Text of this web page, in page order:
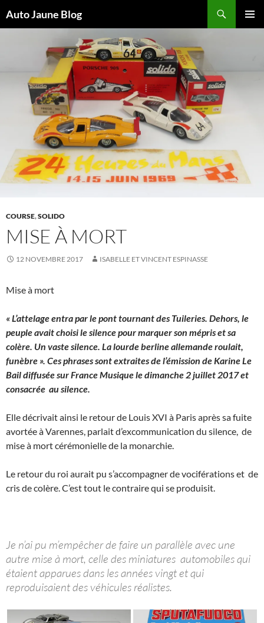
Auto Jaune Blog
COURSE,SOLIDO
MISE À MORT
12 NOVEMBRE 2017 ISABELLE ET VINCENT ESPINASSE
Mise à mort
« L’attelage entra par le pont tournant des Tuileries. Dehors, le
peuple avait choisi le silence pour marquer son mépris et sa
colère. Un vaste silence. La lourde berline allemande roulait,
funèbre ». Ces phrases sont extraites de l’émission de Karine Le
Bail diffusée sur France Musique le dimanche 2 juillet 2017 et
consacrée au silence.
Elle décrivait ainsi le retour de Louis XVI à Paris après sa fuite
avortée à Varennes, parlait d’excommunication du silence, de
mise à mort cérémonielle de la monarchie.
Le retour du roi aurait pu s’accompagner de vociférations et de
cris de colère. C’est tout le contraire qui se produisit.
Je n’ai pu m’empêcher de faire un parallèle avec une
autre mise à mort, celle des miniatures automobiles qui
étaient apparues dans les années vingt et qui
reproduisaient des véhicules réalistes.